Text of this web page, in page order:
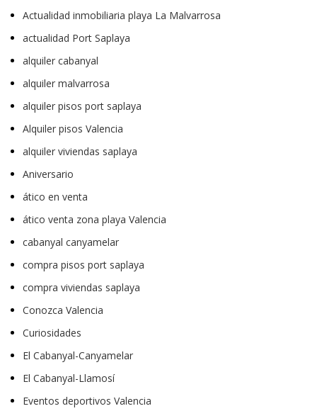
Actualidad inmobiliaria playa La Malvarrosa
actualidad Port Saplaya
alquiler cabanyal
alquiler malvarrosa
alquiler pisos port saplaya
Alquiler pisos Valencia
alquiler viviendas saplaya
Aniversario
ático en venta
ático venta zona playa Valencia
cabanyal canyamelar
compra pisos port saplaya
compra viviendas saplaya
Conozca Valencia
Curiosidades
El Cabanyal-Canyamelar
El Cabanyal-Llamosí
Eventos deportivos Valencia